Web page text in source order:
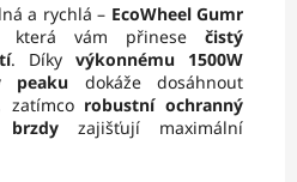
a rychlá – EcoWheel Gumr
která vám přinese čistý
. Díky výkonnému 1500W
peaku dokáže dosáhnout
zatímco robustní ochranný
brzdy zajišťují maximální